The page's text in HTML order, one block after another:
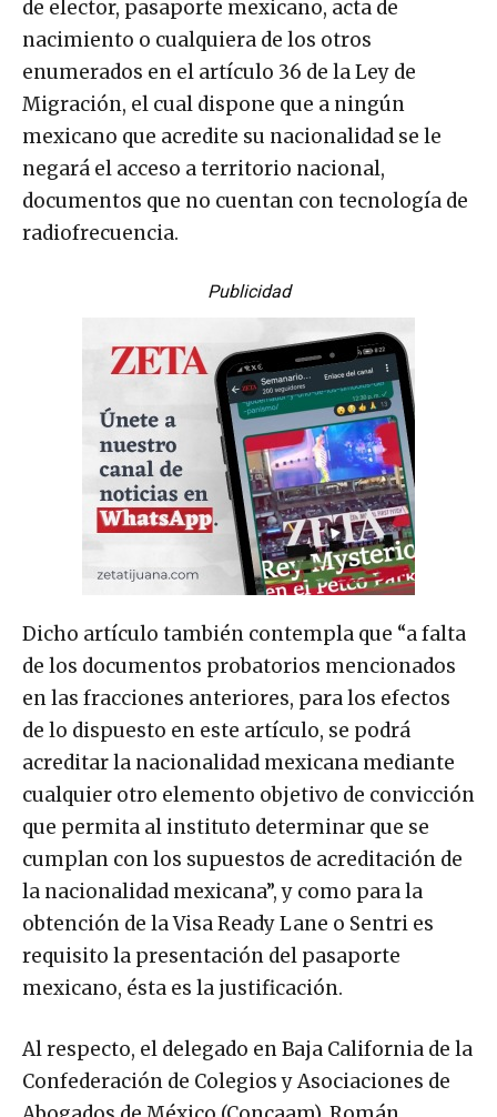
de elector, pasaporte mexicano, acta de
nacimiento o cualquiera de los otros
enumerados en el artículo 36 de la Ley de
Migración, el cual dispone que a ningún
mexicano que acredite su nacionalidad se le
negará el acceso a territorio nacional,
documentos que no cuentan con tecnología de
radiofrecuencia.
Publicidad
Dicho artículo también contempla que “a falta
de los documentos probatorios mencionados
en las fracciones anteriores, para los efectos
de lo dispuesto en este artículo, se podrá
acreditar la nacionalidad mexicana mediante
cualquier otro elemento objetivo de convicción
que permita al instituto determinar que se
cumplan con los supuestos de acreditación de
la nacionalidad mexicana”, y como para la
obtención de la Visa Ready Lane o Sentri es
requisito la presentación del pasaporte
mexicano, ésta es la justificación.
Al respecto, el delegado en Baja California de la
Confederación de Colegios y Asociaciones de